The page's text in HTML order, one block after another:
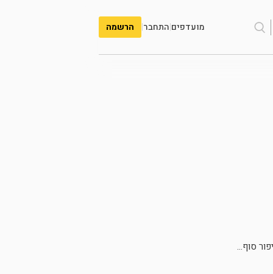
מועדפים|התחבר| הרשמה
סוף...